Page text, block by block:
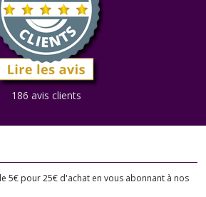
186 avis clients
5€ pour 25€ d'achat en vous abonnant à nos